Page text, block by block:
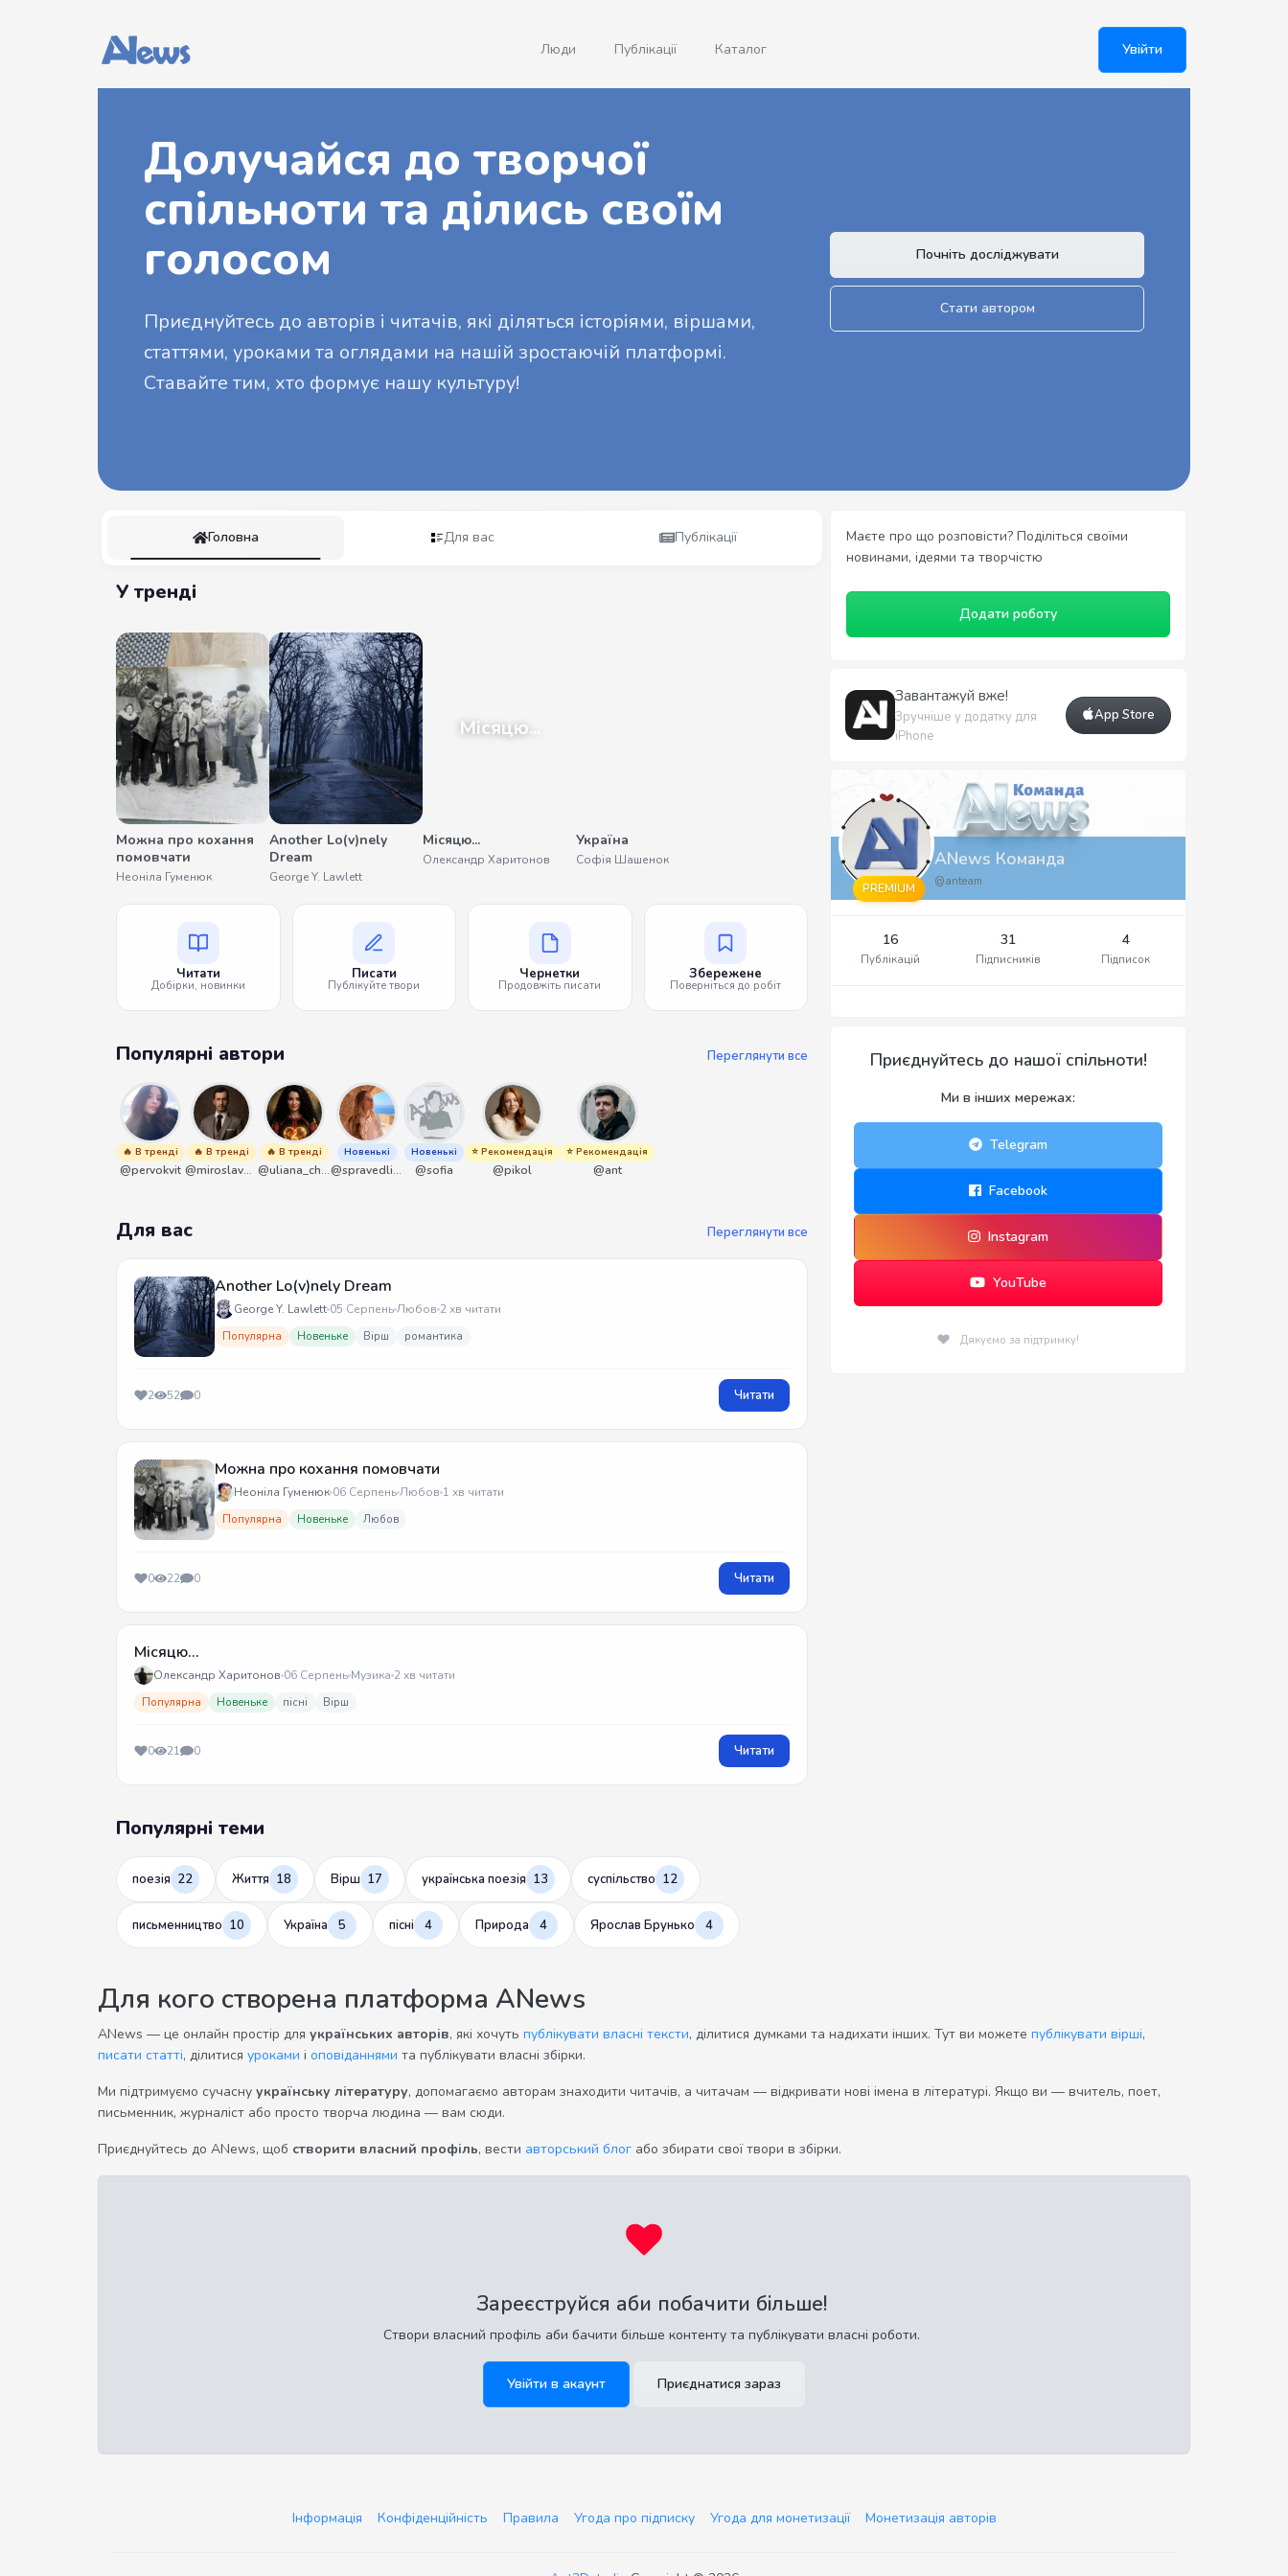
Люди Публікації Каталог Увійти
Долучайся до творчої
спільноти та ділись своїм
голосом
Приєднуйтесь до авторів і читачів, які діляться історіями, віршами,
статтями, уроками та оглядами на нашій зростаючій платформі.
Ставайте тим, хто формує нашу культуру!
Почніть досліджувати
Стати автором
Головна Для вас Публікації
У тренді
Можна про кохання
помовчати
Неоніла Гуменюк
Another Lo(v)nely
Dream
George Y. Lawlett
Місяцю...
Місяцю...
Олександр Харитонов
Україна
Софія Шашенок
Читати
Добірки, новинки
Писати
Публікуйте твори
Чернетки
Продовжіть писати
Збережене
Поверніться до робіт
Популярні автори Переглянути все
🔥 В тренді
@pervokvit
🔥 В тренді
@miroslavmaniyk
🔥 В тренді
@uliana_chernenko
Новенькі
@spravedliwa
Новенькі
@sofia
⭐ Рекомендація
@pikol
⭐ Рекомендація
@ant
Для вас Переглянути все
Another Lo(v)nely Dream
George Y. Lawlett 05 СерпеньЛюбов 2 хв читати
Популярна Новеньке Вірш романтика
2 52 0 Читати
Можна про кохання помовчати
Неоніла Гуменюк 06 СерпеньЛюбов 1 хв читати
Популярна Новеньке Любов
0 22 0 Читати
Місяцю...
Олександр Харитонов 06 Серпень Музика 2 хв читати
Популярна Новеньке пісні Вірш
0 21 0 Читати
Популярні теми
поезія 22 Життя 18 Вірш 17 українська поезія 13 суспільство 12
письменництво 10 Україна 5 пісні 4 Природа 4 Ярослав Брунько 4
Маєте про що розповісти? Поділіться своїми
новинами, ідеями та творчістю
Додати роботу
Завантажуй вже!
Зручніше у додатку для
iPhone
App Store
PREMIUM
ANews Команда
@anteam
16
Публікацій
31
Підписників
4
Підписок
Приєднуйтесь до нашої спільноти!
Ми в інших мережах:
Telegram
Facebook
Instagram
YouTube
Дякуємо за підтримку!
Для кого створена платформа ANews
ANews — це онлайн простір для українських авторів, які хочуть публікувати власні тексти, ділитися думками та надихати інших. Тут ви можете публікувати вірші,
писати статті, ділитися уроками і оповіданнями та публікувати власні збірки.
Ми підтримуємо сучасну українську літературу, допомагаємо авторам знаходити читачів, а читачам — відкривати нові імена в літературі. Якщо ви — вчитель, поет,
письменник, журналіст або просто творча людина — вам сюди.
Приєднуйтесь до ANews, щоб створити власний профіль, вести авторський блог або збирати свої твори в збірки.
Зареєструйся аби побачити більше!
Створи власний профіль аби бачити більше контенту та публікувати власні роботи.
Увійти в акаунт Приєднатися зараз
Інформація Конфіденційність Правила Угода про підписку Угода для монетизації Монетизація авторів